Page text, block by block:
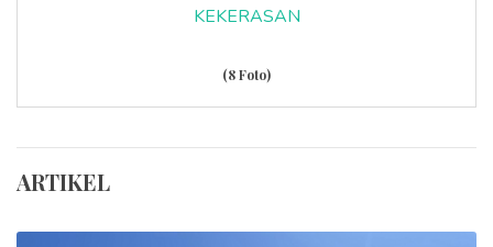
KEKERASAN
(8 Foto)
ARTIKEL